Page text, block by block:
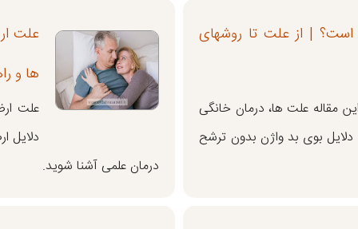
است؟ | از علت تا روشهای
مقاله علت ها، درمان خانگی
بوی بد واژن بدون ترشح
علت
ها و
علت
دلایل
درمان علمی آشنا شوید.